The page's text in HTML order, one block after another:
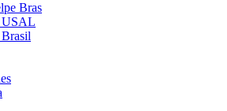
Bras
USAL